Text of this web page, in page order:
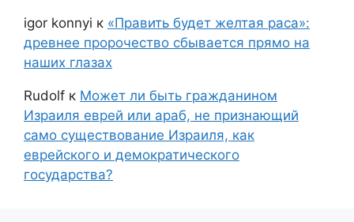
igor konnyi к «Править будет желтая раса»:
древнее пророчество сбывается прямо на
наших глазах
Rudolf к Может ли быть гражданином
Израиля еврей или араб, не признающий
само существование Израиля, как
еврейского и демократического
государства?